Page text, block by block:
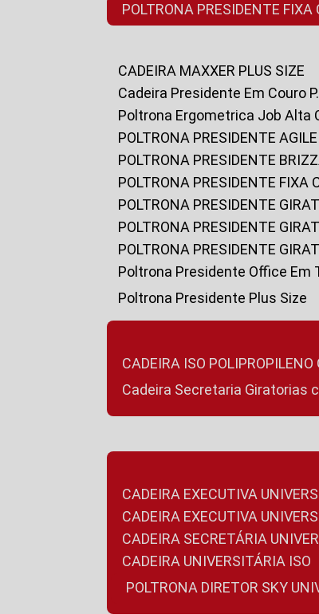
POLTRONA PRESIDENTE
CADEIRA MAXXER PLUS SIZE
Cadeira Presidente Em Couro
Poltrona Ergometrica Job Alta
POLTRONA PRESIDENTE
POLTRONA PRESIDENTE
POLTRONA PRESIDENTE
POLTRONA PRESIDENTE
POLTRONA PRESIDENTE
POLTRONA PRESIDENTE
Poltrona Presidente Office Em
Poltrona Presidente Plus Size
CADEIRA ISO
Cadeira Secretaria Giratorias
CADEIRA EXECUTIVA
CADEIRA EXECUTIVA
CADEIRA SECRETÁRIA
CADEIRA UNIVERSITÁRIA ISO
POLTRONA DIRETOR SKY